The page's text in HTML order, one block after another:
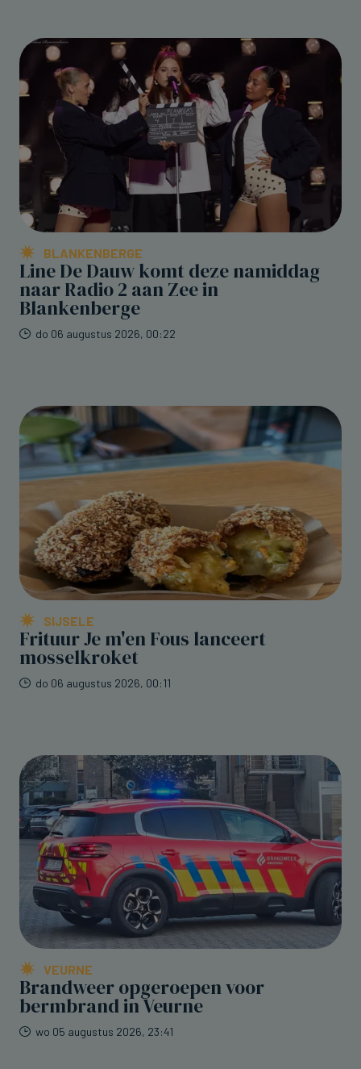
BLANKENBERGE
Line De Dauw komt deze namiddag
naar Radio 2 aan Zee in
Blankenberge
do 06 augustus 2026, 00:22
SIJSELE
Frituur Je m'en Fous lanceert
mosselkroket
do 06 augustus 2026, 00:11
VEURNE
Brandweer opgeroepen voor
bermbrand in Veurne
wo 05 augustus 2026, 23:41